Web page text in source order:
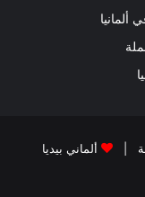
ألماني بيديا